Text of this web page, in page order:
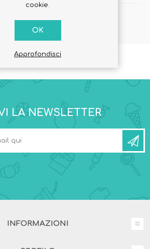
LA NEWSLETTER
INFORMAZIONI
cookie.
OK
Approfondisci